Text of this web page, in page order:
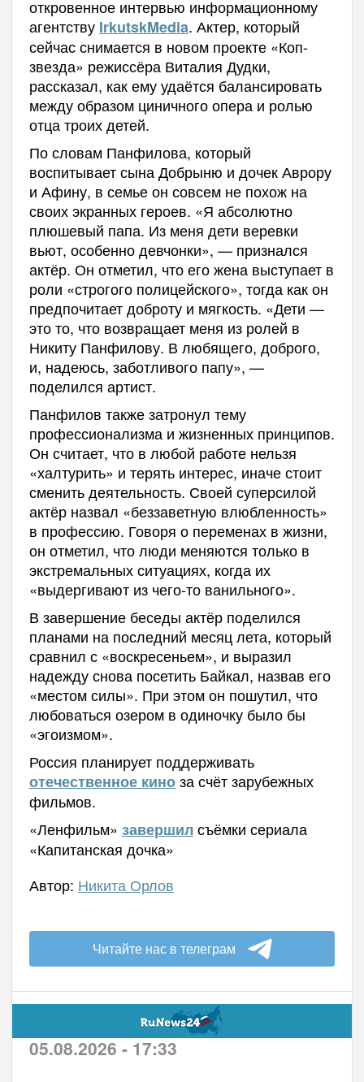
откровенное интервью информационному
агентству IrkutskMedia. Актер, который
сейчас снимается в новом проекте «Коп-
звезда» режиссёра Виталия Дудки,
рассказал, как ему удаётся балансировать
между образом циничного опера и ролью
отца троих детей.
По словам Панфилова, который
воспитывает сына Добрыню и дочек Аврору
и Афину, в семье он совсем не похож на
своих экранных героев. «Я абсолютно
плюшевый папа. Из меня дети веревки
вьют, особенно девчонки», — признался
актёр. Он отметил, что его жена выступает в
роли «строгого полицейского», тогда как он
предпочитает доброту и мягкость. «Дети —
это то, что возвращает меня из ролей в
Никиту Панфилову. В любящего, доброго,
и, надеюсь, заботливого папу», —
поделился артист.
Панфилов также затронул тему
профессионализма и жизненных принципов.
Он считает, что в любой работе нельзя
«халтурить» и терять интерес, иначе стоит
сменить деятельность. Своей суперсилой
актёр назвал «беззаветную влюбленность»
в профессию. Говоря о переменах в жизни,
он отметил, что люди меняются только в
экстремальных ситуациях, когда их
«выдергивают из чего-то ванильного».
В завершение беседы актёр поделился
планами на последний месяц лета, который
сравнил с «воскресеньем», и выразил
надежду снова посетить Байкал, назвав его
«местом силы». При этом он пошутил, что
любоваться озером в одиночку было бы
«эгоизмом».
Россия планирует поддерживать
отечественное киноза счёт зарубежных
фильмов.
«Ленфильм» завершилсъёмки сериала
«Капитанская дочка»
Автор: Никита Орлов
Читайте нас в телеграм
05.08.2026 - 17:33